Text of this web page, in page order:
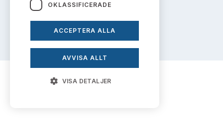
Prenumerera på uttalanden
OKLASSIFICERADE
ACCEPTERA ALLA
AVVISA ALLT
VISA DETALJER